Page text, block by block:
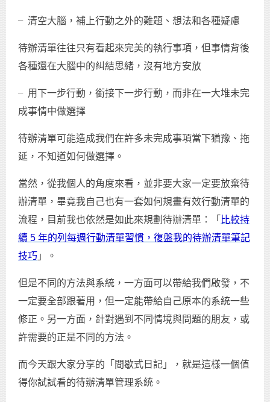
╴清空大腦，補上行動之外的難題、想法和各種疑慮
待辦清單往往只有看起來完美的執行事項，但事情背後
各種還在大腦中的糾結思緒，沒有地方安放
╴用下一步行動，銜接下一步行動，而非在一大堆未完
成事情中做選擇
待辦清單可能造成我們在許多未完成事項當下猶豫、拖
延，不知道如何做選擇。
當然，從我個人的角度來看，並非要大家一定要放棄待
辦清單，畢竟我自己也有一套如何規畫有效行動清單的
流程，目前我也依然是如此來規劃待辦清單：「 比較持
續 5 年的列每週行動清單習慣，復盤我的待辦清單筆記
技巧 」。
但是不同的方法與系統，一方面可以帶給我們啟發，不
一定要全部跟著用，但一定能帶給自己原本的系統一些
修正。另一方面，針對遇到不同情境與問題的朋友，或
許需要的正是不同的方法。
而今天跟大家分享的「間歇式日記」，就是這樣一個值
得你試試看的待辦清單管理系統。